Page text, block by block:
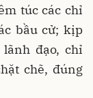
túc các chỉ
bầu cử; kịp
đạo, chỉ
chẽ, đúng